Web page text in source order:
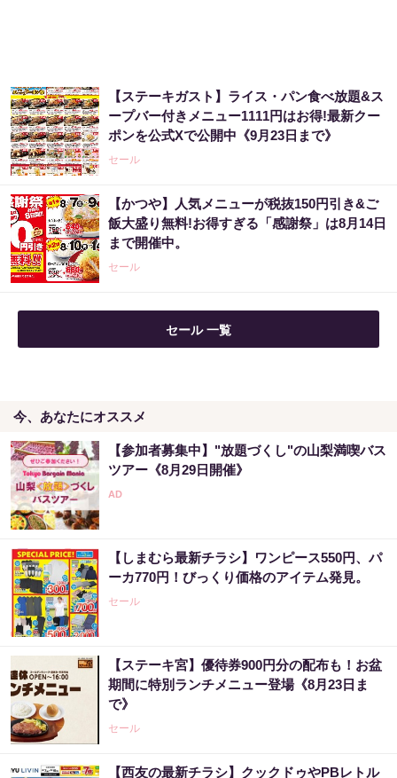
【ステーキガスト】ライス・パン食べ放題&ス
ープバー付きメニュー1111円はお得!最新クー
ポンを公式Xで公開中《9月23日まで》
セール
【かつや】人気メニューが税抜150円引き&ご
飯大盛り無料!お得すぎる「感謝祭」は8月14日
まで開催中。
セール
セール 一覧
今、あなたにオススメ
【参加者募集中】"放題づくし"の山梨満喫バス
ツアー《8月29日開催》
【しまむら最新チラシ】ワンピース550円、パ
ーカ770円！びっくり価格のアイテム発見。
セール
【ステーキ宮】優待券900円分の配布も！お盆
期間に特別ランチメニュー登場《8月23日ま
で》
セール
【西友の最新チラシ】クックドゥやPBレトル